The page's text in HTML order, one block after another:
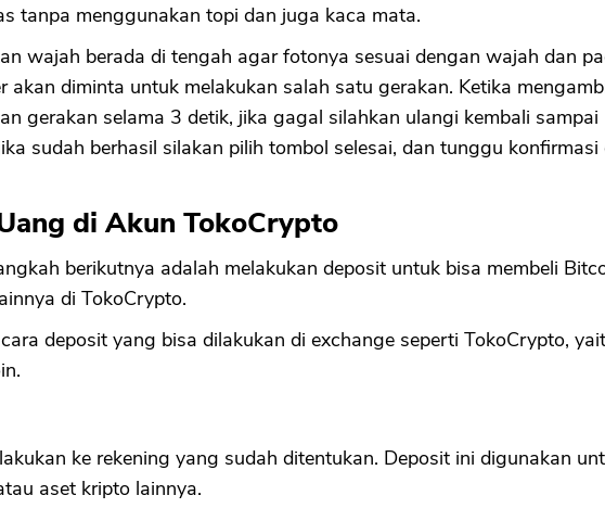
tanpa menggunakan topi dan juga kaca mata.
wajah berada di tengah agar fotonya sesuai dengan wajah dan
akan diminta untuk melakukan salah satu gerakan. Ketika
gerakan selama 3 detik, jika gagal silahkan ulangi kembali sampai
sudah berhasil silakan pilih tombol selesai, dan tunggu konfirmasi
di Akun TokoCrypto
berikutnya adalah melakukan deposit untuk bisa membeli
di TokoCrypto.
deposit yang bisa dilakukan di exchange seperti TokoCrypto,
ke rekening yang sudah ditentukan. Deposit ini digunakan
aset kripto lainnya.